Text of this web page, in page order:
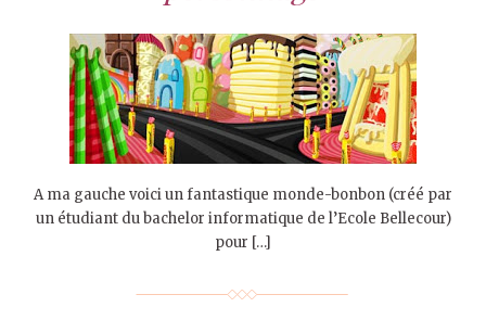
A ma gauche voici un fantastique monde-bonbon (créé par
un étudiant du bachelor informatique de l’Ecole Bellecour)
pour […]